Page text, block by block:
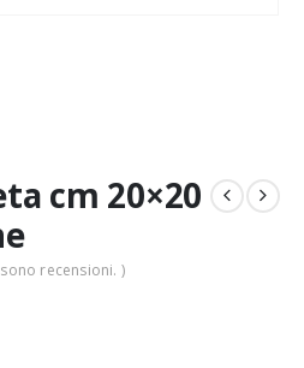
cm 20×20
recensioni. )